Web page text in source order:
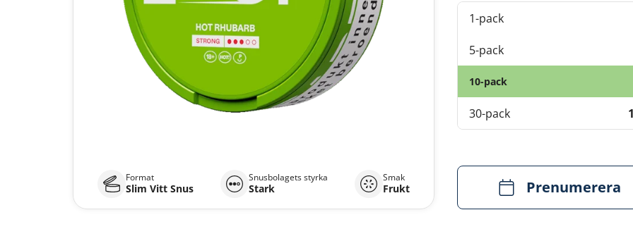
Format
Slim Vitt Snus
Snusbolagets styrka
Stark
Smak
Frukt
1-pack
5-pack
10-pack
30-pack
Prenumerera